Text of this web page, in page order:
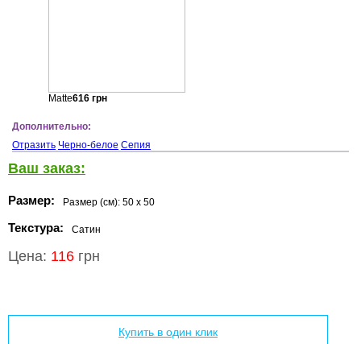
Matte616грн
Дополнительно:
Отразить Черно-белое Сепия
Ваш заказ:
Размер: Размер (см): 50 x 50
Текстура: Сатин
Цена: 116 грн
Купить в один клик